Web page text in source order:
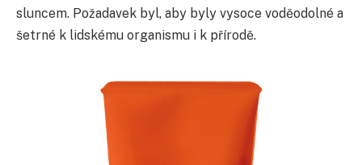
sluncem. Požadavek byl, aby byly vysoce voděodolné a
šetrné k lidskému organismu i k přírodě.